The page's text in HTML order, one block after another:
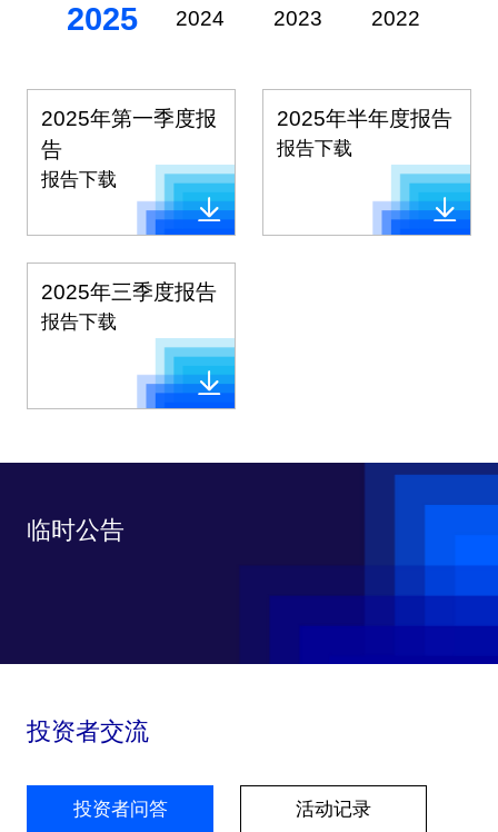
2025 2024 2023 2022
2025年第一季度报
告
报告下载
2025年半年度报告
报告下载
2025年三季度报告
报告下载
临时公告
投资者交流
投资者问答 活动记录